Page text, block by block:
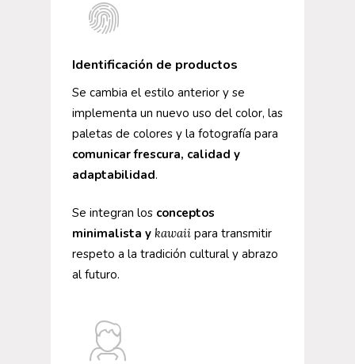
Identificación de productos
Se cambia el estilo anterior y se
implementa un nuevo uso del color, las
paletas de colores y la fotografía para
comunicar frescura, calidad y
adaptabilidad.
Se integran los conceptos
minimalista y kawaiipara transmitir
respeto a la tradición cultural y abrazo
al futuro.